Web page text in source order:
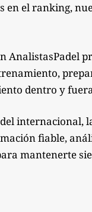
el ranking,
AnalistasPadel
dentro y
internacional,
fiable,
mantenerte